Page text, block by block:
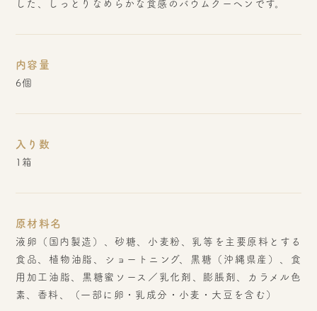
した、しっとりなめらかな食感のバウムクーヘンです。
内容量
6個
入り数
1箱
原材料名
液卵（国内製造）、砂糖、小麦粉、乳等を主要原料とする
食品、植物油脂、ショートニング、黒糖（沖縄県産）、食
用加工油脂、黒糖蜜ソース／乳化剤、膨脹剤、カラメル色
素、香料、（一部に卵・乳成分・小麦・大豆を含む）